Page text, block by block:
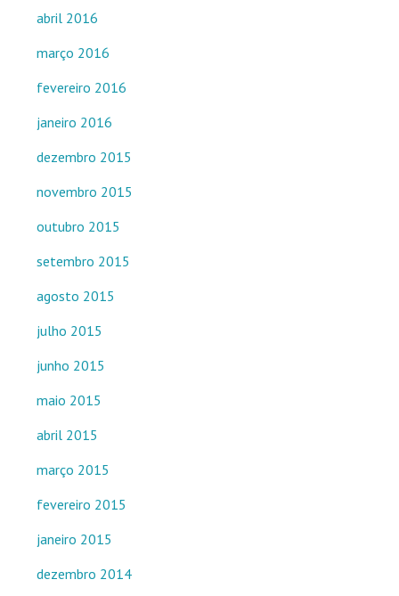
abril 2016
março 2016
fevereiro 2016
janeiro 2016
dezembro 2015
novembro 2015
outubro 2015
setembro 2015
agosto 2015
julho 2015
junho 2015
maio 2015
abril 2015
março 2015
fevereiro 2015
janeiro 2015
dezembro 2014